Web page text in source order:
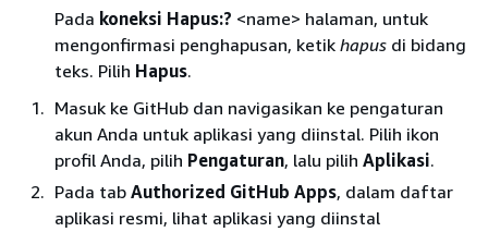
Pada koneksi Hapus:? <name> halaman, untuk
mengonfirmasi penghapusan, ketik hapus di bidang
teks. Pilih Hapus.
Masuk ke GitHub dan navigasikan ke pengaturan
akun Anda untuk aplikasi yang diinstal. Pilih ikon
profil Anda, pilih Pengaturan, lalu pilih Aplikasi.
Pada tab Authorized GitHub Apps, dalam daftar
aplikasi resmi, lihat aplikasi yang diinstal